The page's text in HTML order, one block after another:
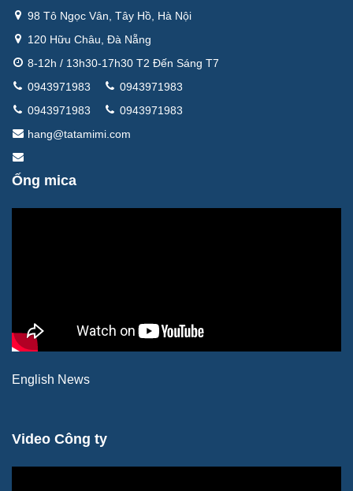
98 Tô Ngọc Vân, Tây Hồ, Hà Nội
120 Hữu Châu, Đà Nẵng
8-12h / 13h30-17h30 T2 Đến Sáng T7
0943971983
0943971983
0943971983
0943971983
hang@tatamimi.com
Ống mica
English News
Video Công ty